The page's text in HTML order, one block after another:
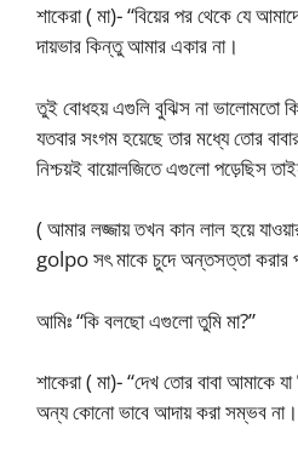
শাকেরা ( মা)- “বিয়ের পর থেকে যে
দায়ভার কিন্তু আমার একার না।
তুই বোধহয় এগুলি বুঝিস না ভালোমতো
যতবার সংগম হয়েছে তার মধ্যে তোর
নিশ্চয়ই বায়োলজিতে এগুলো পড়েছিস
( আমার লজ্জায় তখন কান লাল হয়ে
golpo সৎ মাকে চুদে অন্তসত্তা করার
আমিঃ “কি বলছো এগুলো তুমি মা?”
শাকেরা ( মা)- “দেখ তোর বাবা আমাকে
অন্য কোনো ভাবে আদায় করা সম্ভব না।